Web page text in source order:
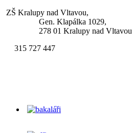
ZŠ Kralupy nad Vltavou,
Gen. Klapálka 1029,
278 01 Kralupy nad Vltavou
315 727 447